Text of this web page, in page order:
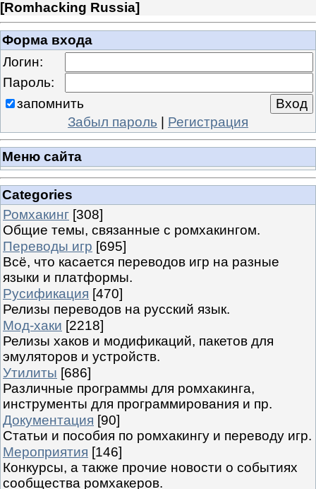
[Romhacking Russia]
Форма входа
Логин:
Пароль:
запомнить
Забыл пароль | Регистрация
Меню сайта
Categories
Ромхакинг [308]
Общие темы, связанные с ромхакингом.
Переводы игр [695]
Всё, что касается переводов игр на разные
языки и платформы.
Русификация [470]
Релизы переводов на русский язык.
Мод-хаки [2218]
Релизы хаков и модификаций, пакетов для
эмуляторов и устройств.
Утилиты [686]
Различные программы для ромхакинга,
инструменты для программирования и пр.
Документация [90]
Статьи и пособия по ромхакингу и переводу игр.
Мероприятия [146]
Конкурсы, а также прочие новости о событиях
сообщества ромхакеров.